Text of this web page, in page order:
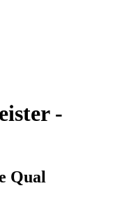
-
Qual